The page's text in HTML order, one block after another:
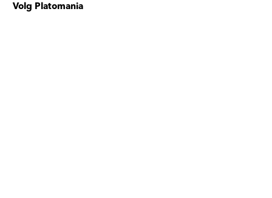
Volg Platomania